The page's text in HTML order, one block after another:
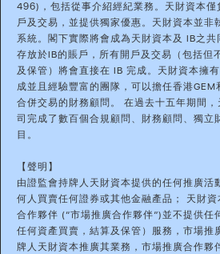
496)，包括從事介紹經紀業務。天財資本僅
戶及交易，並提供獨家優惠。天財資本並非
系統。閣下實際將會成為天財資本及 IB之
存放於IB的賬戶，所有開戶及交易（包括但
及保管）將會直接在 IB 完成。天財資本擁
成並且經驗豐富的團隊，可以擔任香港
合併交易的財務顧問。 在過去十五年期間
司完成了數百個合規顧問、財務顧問、獨立
目。
【聲明】
由證監會持牌人天財資本提供的任何推廣活
何人買賣任何證券或其他金融產品； 天財
合作夥伴 (“市場推廣合作夥伴”)並不提供任
任何資產買賣，結算及保管）服務，市場推
牌人天財資本推廣其業務，市場推廣合作夥